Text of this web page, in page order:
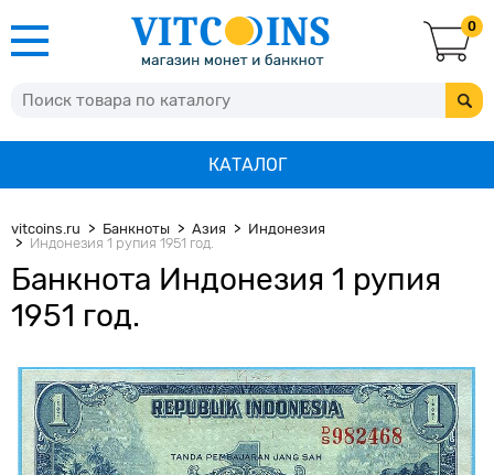
0
КАТАЛОГ
vitcoins.ru Банкноты Азия
Индонезия
Индонезия 1 рупия 1951 год.
Банкнота Индонезия 1 рупия
1951 год.